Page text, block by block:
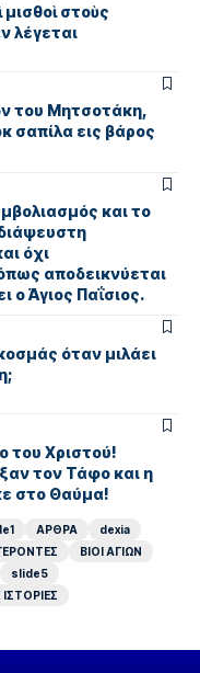
μισθοὶ στοὺς
λέγεται
του Μητσοτάκη,
σαπίλα εις βάρος
και το
όχι
αποδεικνύεται
ο Άγιος Παΐσιος.
όταν μιλάει
του Χριστού!
τον Τάφο και η
στο Θαύμα!
ΑΡΘΡΑ
dexia
ΒΙΟΙ ΑΓΙΩΝ
slide5
ΙΣΤΟΡΙΕΣ